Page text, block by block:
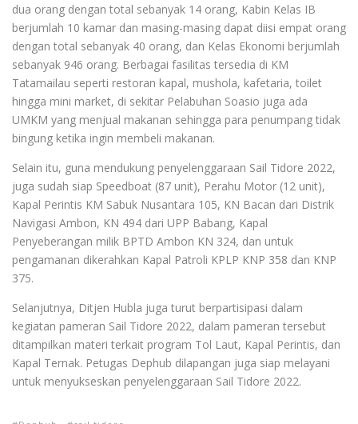
dua orang dengan total sebanyak 14 orang, Kabin Kelas IB
berjumlah 10 kamar dan masing-masing dapat diisi empat orang
dengan total sebanyak 40 orang, dan Kelas Ekonomi berjumlah
sebanyak 946 orang. Berbagai fasilitas tersedia di KM
Tatamailau seperti restoran kapal, mushola, kafetaria, toilet
hingga mini market, di sekitar Pelabuhan Soasio juga ada
UMKM yang menjual makanan sehingga para penumpang tidak
bingung ketika ingin membeli makanan.
Selain itu, guna mendukung penyelenggaraan Sail Tidore 2022,
juga sudah siap Speedboat (87 unit), Perahu Motor (12 unit),
Kapal Perintis KM Sabuk Nusantara 105, KN Bacan dari Distrik
Navigasi Ambon, KN 494 dari UPP Babang, Kapal
Penyeberangan milik BPTD Ambon KN 324, dan untuk
pengamanan dikerahkan Kapal Patroli KPLP KNP 358 dan KNP
375.
Selanjutnya, Ditjen Hubla juga turut berpartisipasi dalam
kegiatan pameran Sail Tidore 2022, dalam pameran tersebut
ditampilkan materi terkait program Tol Laut, Kapal Perintis, dan
Kapal Ternak. Petugas Dephub dilapangan juga siap melayani
untuk menyukseskan penyelenggaraan Sail Tidore 2022.